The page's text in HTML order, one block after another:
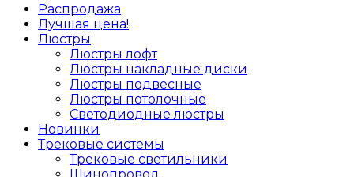
Распродажа
Лучшая цена!
Люстры
Люстры лофт
Люстры накладные диски
Люстры подвесные
Люстры потолочные
Светодиодные люстры
Новинки
Трековые системы
Трековые светильники